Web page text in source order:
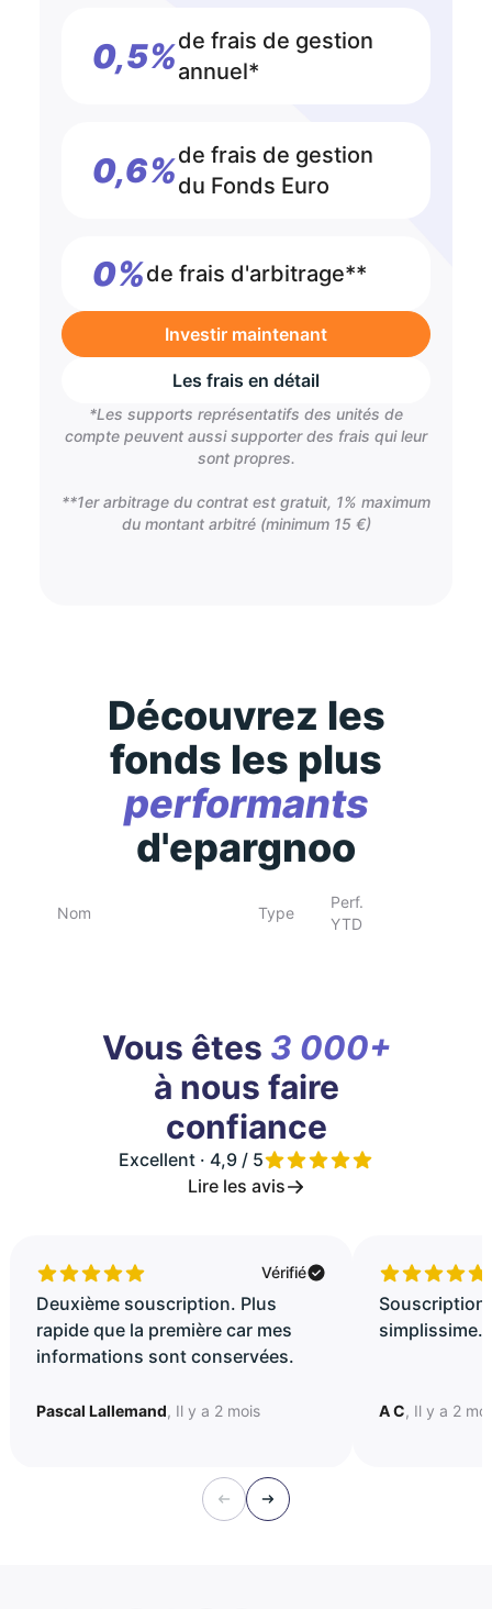
0,5%de frais de gestion
annuel*
0,6%de frais de gestion
du Fonds Euro
0%de frais d'arbitrage**
Investir maintenant
Les frais en détail
*Les supports représentatifs des unités de
compte peuvent aussi supporter des frais qui leur
sont propres.
**1er arbitrage du contrat est gratuit, 1% maximum
du montant arbitré (minimum 15 €)
Découvrez les
fonds les plus
performants
d'epargnoo
Nom Type
Perf.
YTD
Vous êtes 3 000+
à nous faire
confiance
Excellent · 4,9 / 5
Lire les avis
Vérifié
Deuxième souscription. Plus
rapide que la première car mes
informations sont conservées.
Pascal Lallemand, Il y a 2 mois
Souscription
A C, Il y a 2